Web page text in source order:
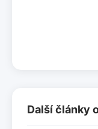
Další články